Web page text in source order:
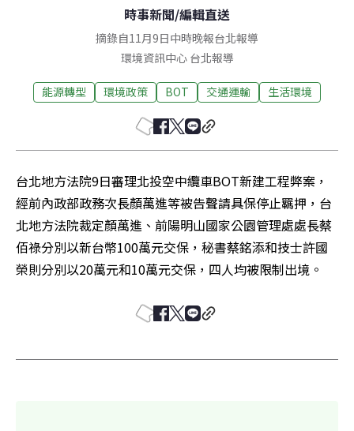
時事新聞/編輯直送
摘錄自11月9日中時晚報台北報導
環境資訊中心 台北報導
能源轉型 環境政策 BOT 交通運輸 生活環境
台北地方法院9日審理北投空中纜車BOT新建工程弊案，
經前內政部政務次長顏萬進等被告聲請具保停止羈押，台
北地方法院裁定顏萬進、前陽明山國家公園管理處處長蔡
佰祿分別以新台幣100萬元交保，秘書蔡銘添和技士許國
榮則分別以20萬元和10萬元交保，四人均被限制出境。